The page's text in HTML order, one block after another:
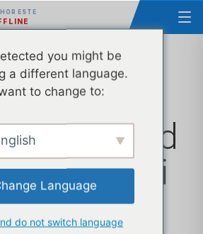
ESTE
predai
Un ghid
profesori
you might be
a different language.
to change to:
Language
do not switch language